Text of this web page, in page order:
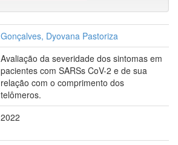
Gonçalves, Dyovana Pastoriza
Avaliação da severidade dos sintomas em
pacientes com SARSs CoV-2 e de sua
relação com o comprimento dos
telômeros.
2022